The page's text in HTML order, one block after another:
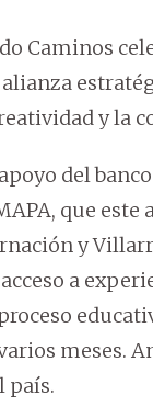
Caminos
y la
del
que este
y
a
meses.
país.